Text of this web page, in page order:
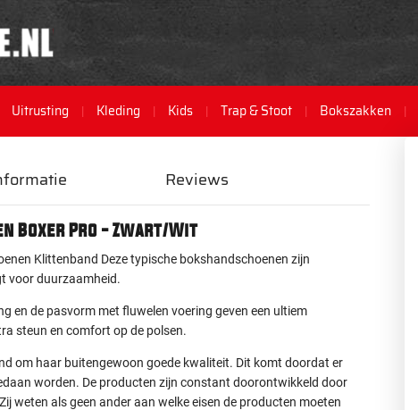
Uitrusting Kleding Kids Trap & Stoot Bokszakken
Boxer Pro - Zwart/Wit
Klittenband Deze typische bokshandschoenen zijn
voor duurzaamheid.
en de pasvorm met fluwelen voering geven een ultiem
steun en comfort op de polsen.
om haar buitengewoon goede kwaliteit. Dit komt doordat er
worden. De producten zijn constant doorontwikkeld door
weten als geen ander aan welke eisen de producten moeten
Reviews